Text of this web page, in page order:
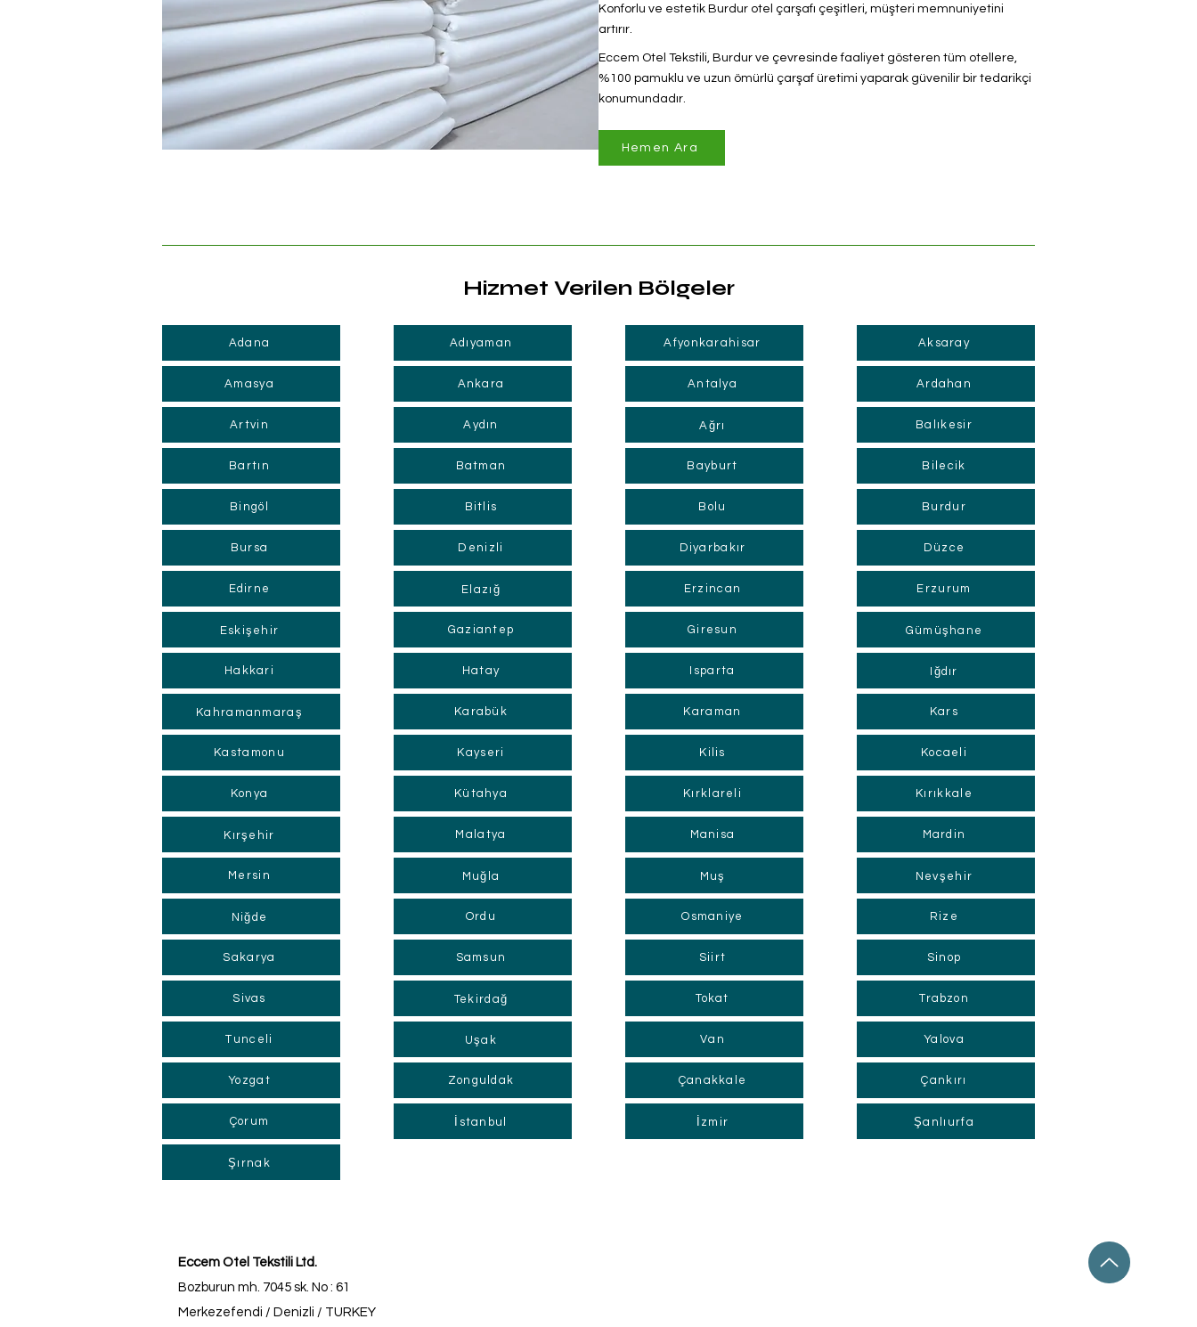
Konforlu ve estetik Burdur otel çarşafı çeşitleri, müşteri memnuniyetini
artırır.
Eccem Otel Tekstili, Burdur ve çevresinde faaliyet gösteren tüm otellere,
%100 pamuklu ve uzun ömürlü çarşaf üretimi yaparak güvenilir bir tedarikçi
konumundadır.
Hemen Ara
Hizmet Verilen Bölgeler
Adana
Amasya
Artvin
Bartın
Bingöl
Bursa
Edirne
Eskişehir
Hakkari
Kahramanmaraş
Kastamonu
Konya
Kırşehir
Mersin
Niğde
Sakarya
Sivas
Tunceli
Yozgat
Çorum
Şırnak
Adıyaman
Ankara
Aydın
Batman
Bitlis
Denizli
Elazığ
Gaziantep
Hatay
Karabük
Kayseri
Kütahya
Malatya
Muğla
Ordu
Samsun
Tekirdağ
Uşak
Zonguldak
İstanbul
Afyonkarahisar
Antalya
Ağrı
Bayburt
Bolu
Diyarbakır
Erzincan
Giresun
Isparta
Karaman
Kilis
Kırklareli
Manisa
Muş
Osmaniye
Siirt
Tokat
Van
Çanakkale
İzmir
Aksaray
Ardahan
Balıkesir
Bilecik
Burdur
Düzce
Erzurum
Gümüşhane
Iğdır
Kars
Kocaeli
Kırıkkale
Mardin
Nevşehir
Rize
Sinop
Trabzon
Yalova
Çankırı
Şanlıurfa
Eccem Otel Tekstili Ltd.
Bozburun mh. 7045 sk. No : 61
Merkezefendi / Denizli / TURKEY